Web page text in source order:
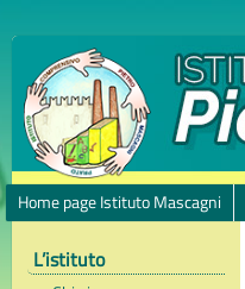
Home page Istituto Mascagni
L’istituto